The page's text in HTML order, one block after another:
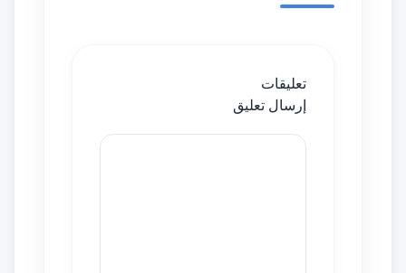
تعليقات
إرسال تعليق